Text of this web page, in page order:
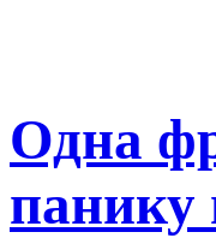
Одна
панику